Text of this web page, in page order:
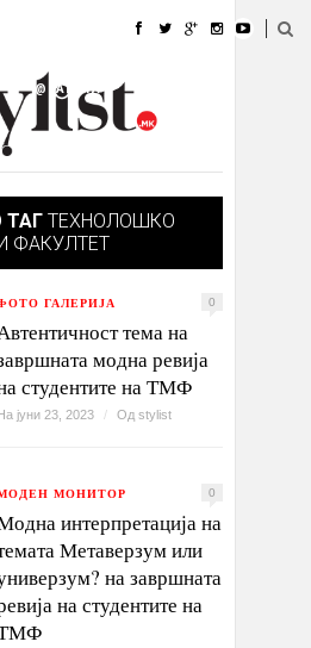
УБАВИНА
@РАБОТА
ТАГ ТЕХНОЛОШКО
ФАКУЛТЕТ
ГАЛЕРИЈА 0
тема на
модна ревија
студентите на ТМФ
јуни 23, 2023 / Од stylist
МОНИТОР 0
интерпретација на
Метаверзум или
на завршната
на студентите на